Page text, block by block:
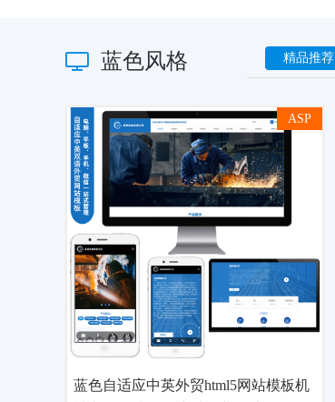
蓝色风格 精品推荐
ASP
蓝色自适应中英外贸html5网站模板机